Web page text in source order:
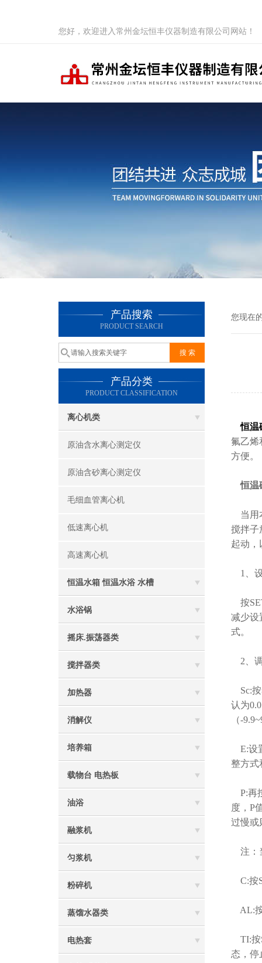
您好，欢迎进入常州金坛恒丰仪器制造有限公司网站！
产品搜索
PRODUCT SEARCH
产品分类
PRODUCT CLASSIFICATION
离心机类
原油含水离心测定仪
原油含砂离心测定仪
毛细血管离心机
低速离心机
高速离心机
恒温水箱 恒温水浴 水槽
水浴锅
摇床.振荡器类
搅拌器类
加热器
消解仪
培养箱
载物台 电热板
油浴
融浆机
匀浆机
粉碎机
蒸馏水器类
电热套
您现在
恒温
氟乙烯
方便。
恒温
当用
搅拌子
起动，
1、
按
减少设
式。
2、
Sc:按
认为
（-
E:设
整方式
P:再
度，P
过慢或
注：
C:按
AL:按
TI:按
态，停